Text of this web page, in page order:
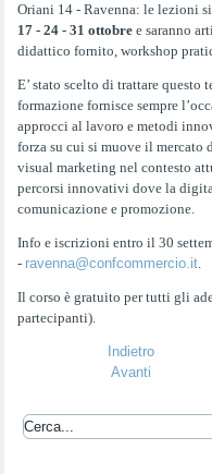
Oriani 14 - Ravenna: le lezioni
17 - 24 - 31 ottobre e saranno
didattico fornito, workshop
E’ stato scelto di trattare questo
formazione fornisce sempre
approcci al lavoro e metodi
forza su cui si muove il mercato
visual marketing nel contesto
percorsi innovativi dove la
comunicazione e promozione.
Info e iscrizioni entro il 30
- ravenna@confcommercio.it.
Il corso è gratuito per tutti gli
partecipanti).
Indietro
Avanti